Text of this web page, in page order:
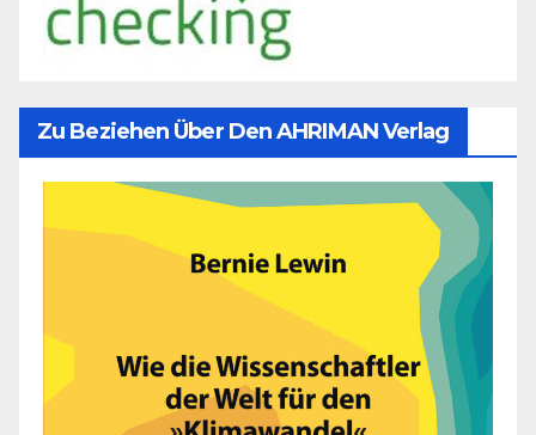
Zu Beziehen Über Den AHRIMAN Verlag